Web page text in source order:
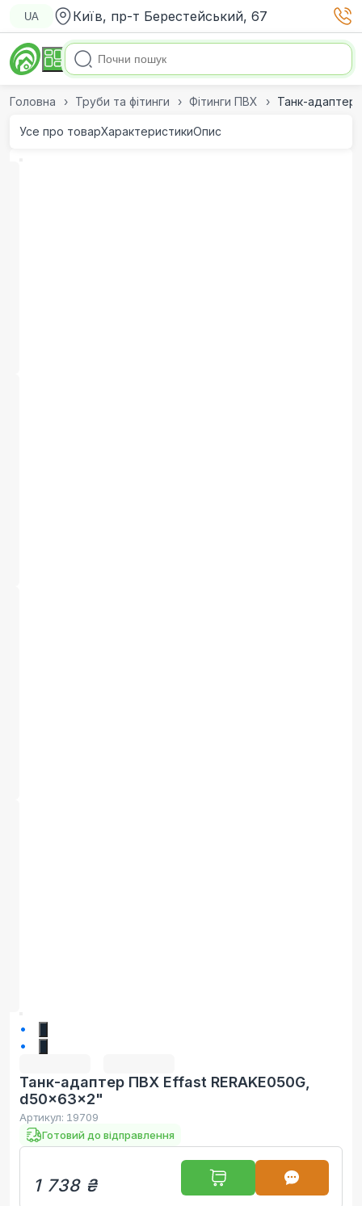
UA Київ, пр-т Берестейський, 67
Головна Труби та фітинги Фітинги ПВХ Танк-адаптер
Усе про товарХарактеристикиОпис
Танк-адаптер ПВХ Effast RERAKE050G,
d50x63x2"
Артикул: 19709
Готовий до відправлення
1 738 ₴